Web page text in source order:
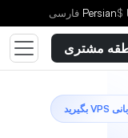
$
Persian فارسى
مشتری